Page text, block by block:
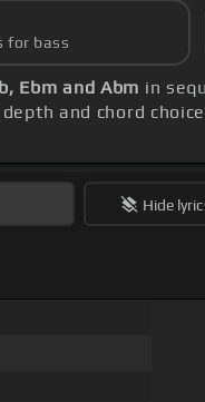
for bass
Ebm and Abm in
and chord
Hide